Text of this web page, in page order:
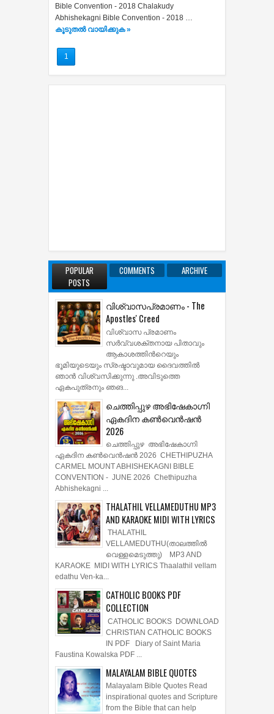
Bible Convention - 2018 Chalakudy
Abhishekagni Bible Convention - 2018 …
കൂടുതൽ‍ വായിക്കുക »
1
POPULAR
POSTS
COMMENTS ARCHIVE
വിശ്വാസപ്രമാണം - The
Apostles' Creed
വിശ്വാസ പ്രമാണം
സര്‍വ്വശക്തനായ പിതാവും
ആകാശത്തിന്‍റെയും
ഭൂമിയുടെയും സ്രഷ്ടാവുമായ ദൈവത്തില്‍
ഞാന്‍ വിശ്വസിക്കുന്നു .അവിടുത്തെ
ഏകപുത്രനും ഞങ...
ചെത്തിപ്പുഴ അഭിഷേകാഗ്നി
ഏകദിന കൺവെൻഷൻ
2026
ചെത്തിപ്പുഴ അഭിഷേകാഗ്നി
ഏകദിന കൺവെൻഷൻ 2026 CHETHIPUZHA
CARMEL MOUNT ABHISHEKAGNI BIBLE
CONVENTION - JUNE 2026 Chethipuzha
Abhishekagni ...
THALATHIL VELLAMEDUTHU MP3
AND KARAOKE MIDI WITH LYRICS
THALATHIL
VELLAMEDUTHU(താലത്തില്‍
വെള്ളമെടുത്തു) MP3 AND
KARAOKE MIDI WITH LYRICS Thaalathil vellam
edathu Ven-ka...
CATHOLIC BOOKS PDF
COLLECTION
CATHOLIC BOOKS DOWNLOAD
CHRISTIAN CATHOLIC BOOKS
IN PDF Diary of Saint Maria
Faustina Kowalska PDF ...
MALAYALAM BIBLE QUOTES
Malayalam Bible Quotes Read
inspirational quotes and Scripture
from the Bible that can help